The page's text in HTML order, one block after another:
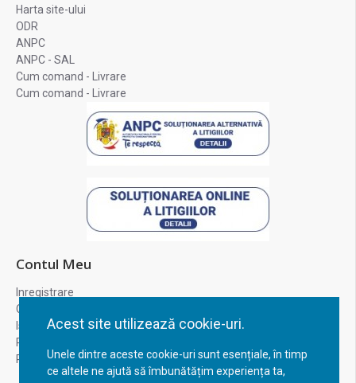
Acest site utilizează cookie-uri.
Unele dintre aceste cookie-uri sunt esențiale, în timp
ce altele ne ajută să îmbunătățim experiența ta,
Harta site-ului
ODR
ANPC
ANPC - SAL
Cum comand - Livrare
Cum comand - Livrare
Contul Meu
Inregistrare
Contul meu
Istoric comenzi
Recuperare parola
Returnare produs